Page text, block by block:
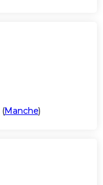
(Manche)